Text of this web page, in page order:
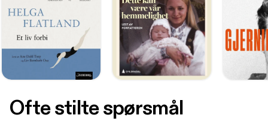
Ofte stilte spørsmål